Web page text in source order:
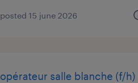
posted 15 june 2026
opérateur salle blanche (f/h)